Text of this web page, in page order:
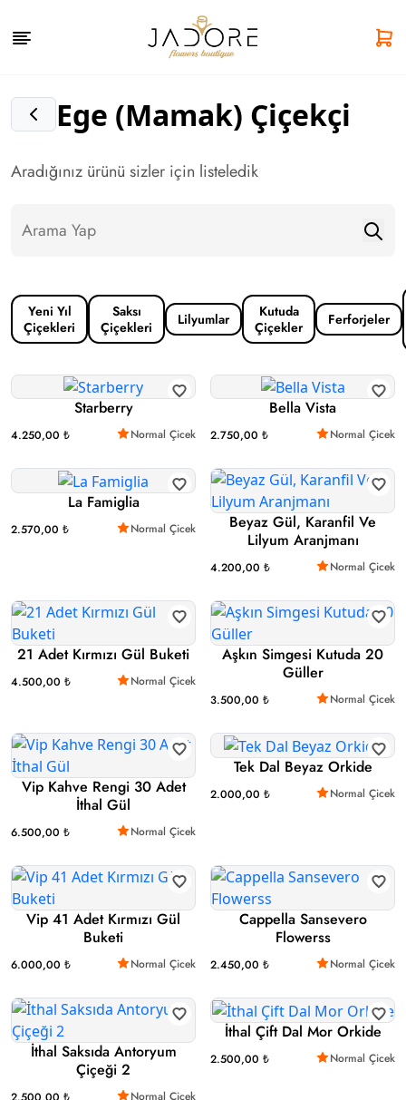
Ege (Mamak) Çiçekçi
Aradığınız ürünü sizler için listeledik
Yeni Yıl
Çiçekleri
Saksı
Çiçekleri
Lilyumlar
Kutuda
Çiçekler
Ferforjeler
Starberry
4.250,00 ₺ Normal Çicek
Bella Vista
2.750,00 ₺ Normal Çicek
La Famiglia
2.570,00 ₺ Normal Çicek
Beyaz Gül, Karanfil Ve
Lilyum Aranjmanı
4.200,00 ₺ Normal Çicek
21 Adet Kırmızı Gül Buketi
4.500,00 ₺ Normal Çicek
Aşkın Simgesi Kutuda 20
Güller
3.500,00 ₺ Normal Çicek
Vip Kahve Rengi 30 Adet
İthal Gül
6.500,00 ₺ Normal Çicek
Tek Dal Beyaz Orkide
2.000,00 ₺ Normal Çicek
Vip 41 Adet Kırmızı Gül
Buketi
6.000,00 ₺ Normal Çicek
Cappella Sansevero
Flowerss
2.450,00 ₺ Normal Çicek
İthal Saksıda Antoryum
Çiçeği 2
Normal Çicek
İthal Çift Dal Mor Orkide
2.500,00 ₺ Normal Çicek